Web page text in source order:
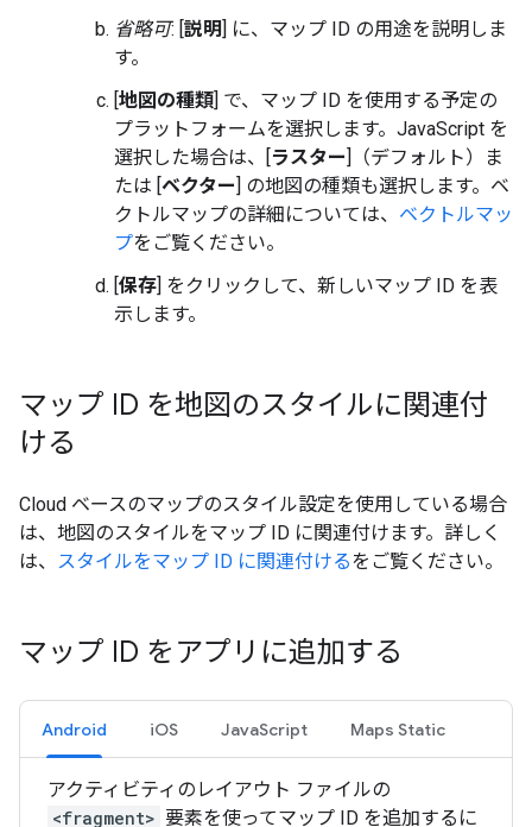
省略可: [ 説明
] に、マップ ID の用途を説明しま
す。
地図の種類 ] で、マップ ID を使用する予定の
プラットフォームを選択します。JavaScript を
選択した場合は、[
ラスター
]（デフォルト）ま
たは [ ベクター ] の地図の種類も選択します。ベ
クトルマップの詳細については、 ベクトルマッ
プをご覧ください。
保存 ] をクリックして、新しいマップ ID を表
示します。
マップ ID を地図のスタイルに関連付
ける
Cloud ベースのマップのスタイル設定を使用している場合
は、地図のスタイルをマップ ID に関連付けます。詳しく
は、 スタイルをマップ ID に関連付けるをご覧ください。
マップ ID をアプリに追加する
Android iOS JavaScript Maps Static
アクティビティのレイアウト ファイルの
<fragment> 要素を使ってマップ ID を追加するに